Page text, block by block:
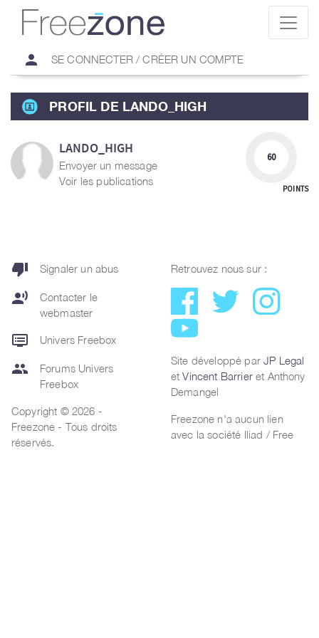
person SE CONNECTER / CRÉER UN COMPTE
PROFIL DE LANDO_HIGH
LANDO_HIGH
Envoyer un message
Voir les publications
60
POINTS
thumb_down Signaler un abus
record_voice_over
Contacter le
webmaster
dvr Univers Freebox
group
Forums Univers
Freebox
Copyright © 2026 -
Freezone - Tous droits
réservés.
Retrouvez nous sur :
Site développé parJP Legal
etVincent Barrieret Anthony
Demangel
Freezone n'a aucun lien
avec la société Iliad / Free